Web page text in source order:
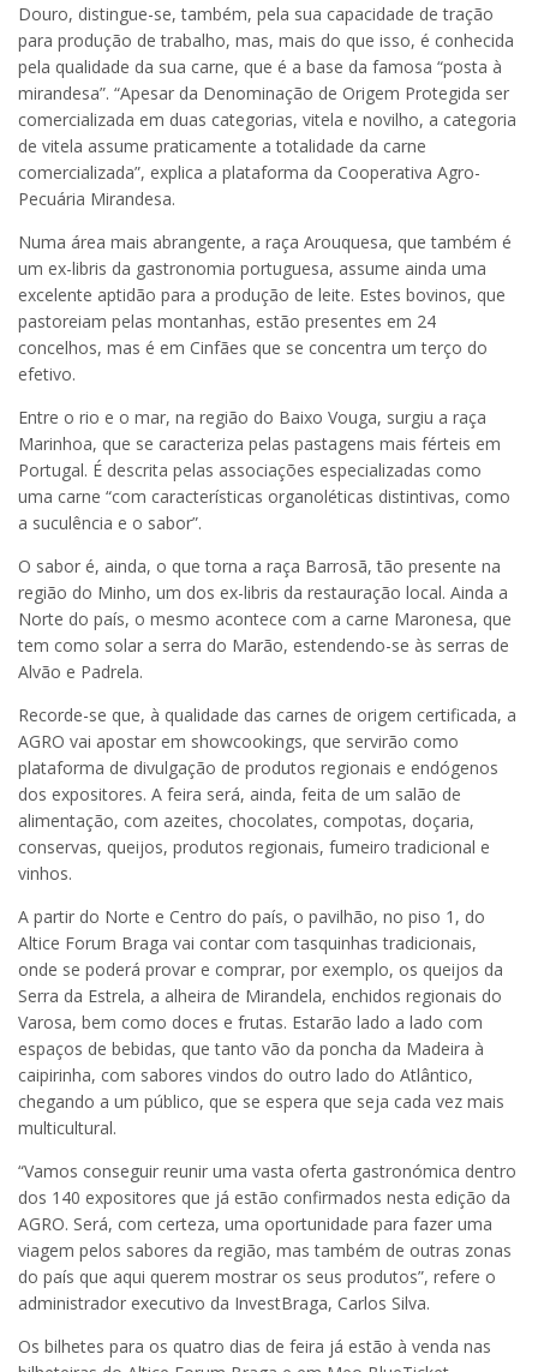
Douro, distingue-se, também, pela sua capacidade de tração
para produção de trabalho, mas, mais do que isso, é conhecida
pela qualidade da sua carne, que é a base da famosa “posta à
mirandesa”. “Apesar da Denominação de Origem Protegida ser
comercializada em duas categorias, vitela e novilho, a categoria
de vitela assume praticamente a totalidade da carne
comercializada”, explica a plataforma da Cooperativa Agro-
Pecuária Mirandesa.
Numa área mais abrangente, a raça Arouquesa, que também é
um ex-libris da gastronomia portuguesa, assume ainda uma
excelente aptidão para a produção de leite. Estes bovinos, que
pastoreiam pelas montanhas, estão presentes em 24
concelhos, mas é em Cinfães que se concentra um terço do
efetivo.
Entre o rio e o mar, na região do Baixo Vouga, surgiu a raça
Marinhoa, que se caracteriza pelas pastagens mais férteis em
Portugal. É descrita pelas associações especializadas como
uma carne “com características organoléticas distintivas, como
a suculência e o sabor”.
O sabor é, ainda, o que torna a raça Barrosã, tão presente na
região do Minho, um dos ex-libris da restauração local. Ainda a
Norte do país, o mesmo acontece com a carne Maronesa, que
tem como solar a serra do Marão, estendendo-se às serras de
Alvão e Padrela.
Recorde-se que, à qualidade das carnes de origem certificada, a
AGRO vai apostar em showcookings, que servirão como
plataforma de divulgação de produtos regionais e endógenos
dos expositores. A feira será, ainda, feita de um salão de
alimentação, com azeites, chocolates, compotas, doçaria,
conservas, queijos, produtos regionais, fumeiro tradicional e
vinhos.
A partir do Norte e Centro do país, o pavilhão, no piso 1, do
Altice Forum Braga vai contar com tasquinhas tradicionais,
onde se poderá provar e comprar, por exemplo, os queijos da
Serra da Estrela, a alheira de Mirandela, enchidos regionais do
Varosa, bem como doces e frutas. Estarão lado a lado com
espaços de bebidas, que tanto vão da poncha da Madeira à
caipirinha, com sabores vindos do outro lado do Atlântico,
chegando a um público, que se espera que seja cada vez mais
multicultural.
“Vamos conseguir reunir uma vasta oferta gastronómica dentro
dos 140 expositores que já estão confirmados nesta edição da
AGRO. Será, com certeza, uma oportunidade para fazer uma
viagem pelos sabores da região, mas também de outras zonas
do país que aqui querem mostrar os seus produtos”, refere o
administrador executivo da InvestBraga, Carlos Silva.
Os bilhetes para os quatro dias de feira já estão à venda nas